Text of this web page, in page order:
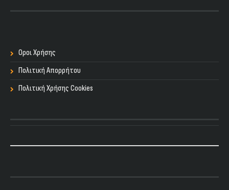
Οροι Χρήσης
Πολιτική Απορρήτου
Πολιτική Χρήσης Cookies